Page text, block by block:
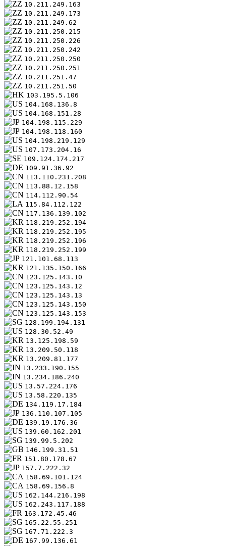
10.211.249.163
10.211.249.173
10.211.249.62
10.211.250.215
10.211.250.226
10.211.250.242
10.211.250.250
10.211.250.251
10.211.251.47
10.211.251.50
103.195.5.106
104.168.136.8
104.168.151.28
104.198.115.229
104.198.118.160
104.198.219.129
107.173.204.16
109.124.174.217
109.91.36.92
113.110.231.208
113.88.12.158
114.112.90.54
115.84.112.122
117.136.139.102
118.219.252.194
118.219.252.195
118.219.252.196
118.219.252.199
121.101.68.113
121.135.150.166
123.125.143.10
123.125.143.12
123.125.143.13
123.125.143.150
123.125.143.153
128.199.194.131
128.30.52.49
13.125.198.59
13.209.50.118
13.209.81.177
13.233.190.155
13.234.186.240
13.57.224.176
13.58.220.135
134.119.17.184
136.110.107.105
139.19.176.36
139.60.162.201
139.99.5.202
146.199.31.51
151.80.178.67
157.7.222.32
158.69.101.124
158.69.156.8
162.144.216.198
162.243.117.188
163.172.45.46
165.22.55.251
167.71.222.3
167.99.136.61